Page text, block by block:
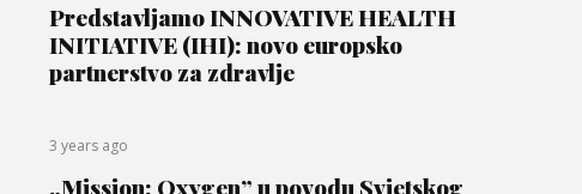
Predstavljamo INNOVATIVE HEALTH
INITIATIVE (IHI): novo europsko
partnerstvo za zdravlje
3 years ago
„Mission: Oxygen” u povodu Svjetskog